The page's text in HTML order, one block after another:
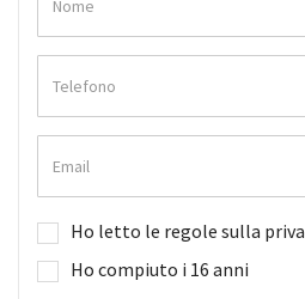
Ho letto le regole sulla
Ho compiuto i 16 anni